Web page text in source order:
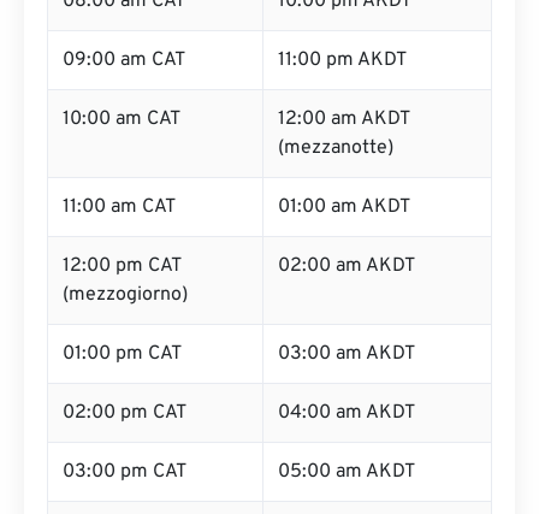
09:00 am CAT 11:00 pm AKDT
10:00 am CAT
12:00 am AKDT
(mezzanotte)
11:00 am CAT 01:00 am AKDT
12:00 pm CAT
(mezzogiorno)
02:00 am AKDT
01:00 pm CAT 03:00 am AKDT
02:00 pm CAT 04:00 am AKDT
03:00 pm CAT 05:00 am AKDT